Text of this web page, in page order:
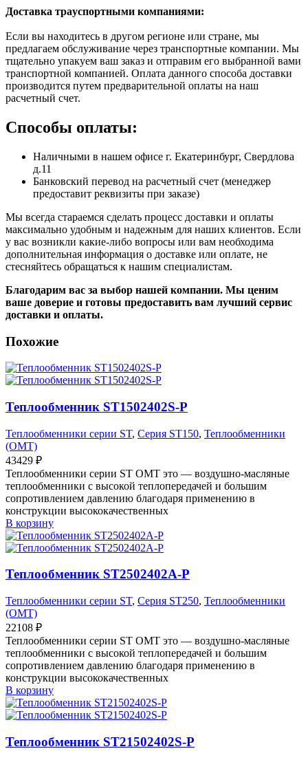
Доставка траyспортными компаниями:
Если вы находитесь в другом регионе или стране, мы
предлагаем обслуживание через транспортные компании. Мы
тщательно упакуем ваш заказ и отправим его выбранной вами
транспортной компанией. Оплата данного способа доставки
производится путем предварительной оплаты на наш
расчетный счет.
Способы оплаты:
Наличными в нашем офисе г. Екатеринбург, Свердлова
д.11
Банковский перевод на расчетный счет (менеджер
предоставит реквизиты при заказе)
Мы всегда стараемся сделать процесс доставки и оплаты
максимально удобным и надежным для наших клиентов. Если
у вас возникли какие-либо вопросы или вам необходима
дополнительная информация о доставке или оплате, не
стесняйтесь обращаться к нашим специалистам.
Благодарим вас за выбор нашей компании. Мы ценим
ваше доверие и готовы предоставить вам лучший сервис
доставки и оплаты.
Похожие
Теплообменник ST1502402S-P
Теплообменники серии ST, Серия ST150, Теплообменники
(OMT)
43429 ₽
Теплообменники серии ST OMT это — воздушно-масляные
теплообменники с высокой теплопередачей и большим
сопротивлением давлению благодаря применению в
конструкции высококачественных
В корзину
Теплообменник ST2502402A-P
Теплообменники серии ST, Серия ST250, Теплообменники
(OMT)
22108 ₽
Теплообменники серии ST OMT это — воздушно-масляные
теплообменники с высокой теплопередачей и большим
сопротивлением давлению благодаря применению в
конструкции высококачественных
В корзину
Теплообменник ST21502402S-P